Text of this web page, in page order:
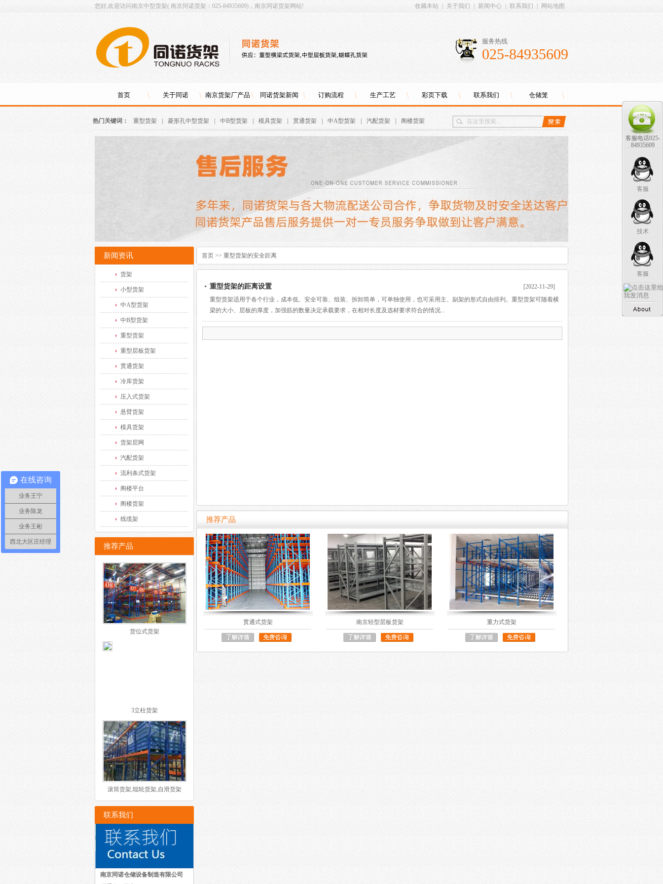
您好,欢迎访问南京中型货架( 南京同诺货架：025-84935609)，南京同诺货架网站! 收藏本站 关于我们 新闻中心 联系我们 网站地图
服务热线
025-84935609
首页 关于同诺 南京货架厂产品 同诺货架新闻 订购流程 生产工艺 彩页下载 联系我们 仓储笼
热门关键词： 重型货架 菱形孔中型货架 中B型货架 模具货架 贯通货架 中A型货架 汽配货架 阁楼货架
首页 >> 重型货架的安全距离
重型货架的距离设置
[2022-11-29]
重型货架适用于各个行业，成本低、安全可靠、组装、拆卸简单，可单独使用，也可采用主、副架的形式自由排列。重型货架可随着横
梁的大小、层板的厚度，加强筋的数量决定承载要求，在相对长度及选材要求符合的情况...
推荐产品
贯通式货架 南京轻型层板货架 重力式货架
新闻资讯
货架
小型货架
中A型货架
中B型货架
重型货架
重型层板货架
贯通货架
冷库货架
压入式货架
悬臂货架
模具货架
货架层网
汽配货架
流利条式货架
阁楼平台
阁楼货架
线缆架
推荐产品
货位式货架
3立柱货架
滚筒货架,辊轮货架,自滑货架
联系我们
南京同诺仓储设备制造有限公司
客服电话025-
84935609
客服
技术
客服
在线咨询
业务王宁
业务陈龙
业务王彬
西北大区庄经理